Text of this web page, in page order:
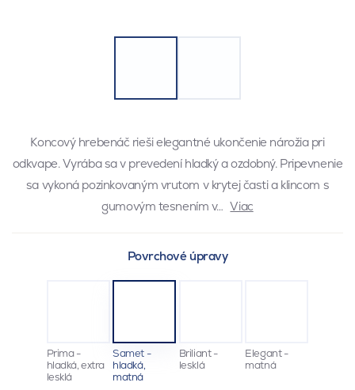
Koncový hrebenáč rieši elegantné ukončenie nárožia pri
odkvape. Vyrába sa v prevedení hladký a ozdobný. Pripevnenie
sa vykoná pozinkovaným vrutom v krytej časti a klincom s
gumovým tesnením v… Viac
Povrchové úpravy
Prima -
hladká, extra
lesklá
Samet -
hladká,
matná
Briliant -
lesklá
Elegant -
matná